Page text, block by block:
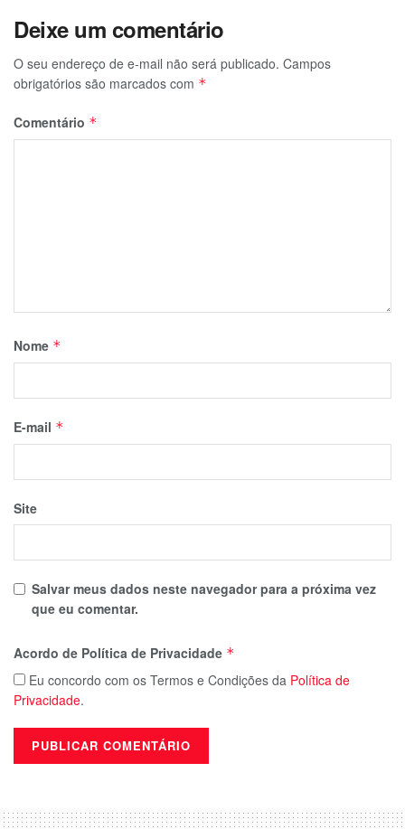
Deixe um comentário
O seu endereço de e-mail não será publicado. Campos
obrigatórios são marcados com *
Comentário *
Nome *
E-mail *
Site
Salvar meus dados neste navegador para a próxima vez
que eu comentar.
Acordo de Política de Privacidade *
Eu concordo com os Termos e Condições da Política de
Privacidade.